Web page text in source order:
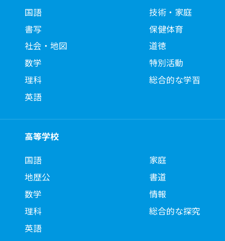
国語
書写
社会・地図
数学
理科
英語
技術・家庭
保健体育
道徳
特別活動
総合的な学習
高等学校
国語
地歴公
数学
理科
英語
家庭
書道
情報
総合的な探究